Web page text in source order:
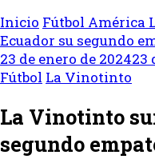
Inicio Fútbol América
Ecuador su segundo
23 de enero de 202423
Fútbol La Vinotinto
La Vinotinto
segundo